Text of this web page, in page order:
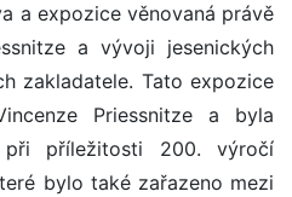
a expozice věnovaná právě
a vývoji jesenických
zakladatele. Tato expozice
Priessnitze a byla
příležitosti 200. výročí
bylo také zařazeno mezi